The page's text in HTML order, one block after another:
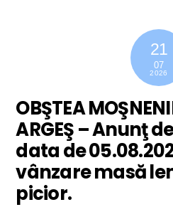
21
07
2026
OBŞTEA
ARGEŞ – Anunţ
data de
vânzare masă
picior.